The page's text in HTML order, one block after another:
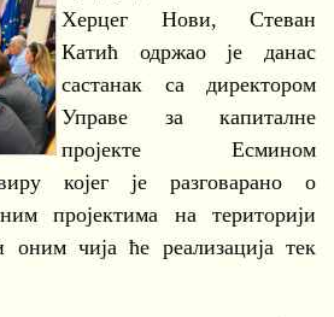
Херцег Нови, Стеван
Катић одржао је данас
састанак са директором
Управе за капиталне
пројекте Есмином
којег је разговарано о
пројектима на територији
чија ће реализација тек